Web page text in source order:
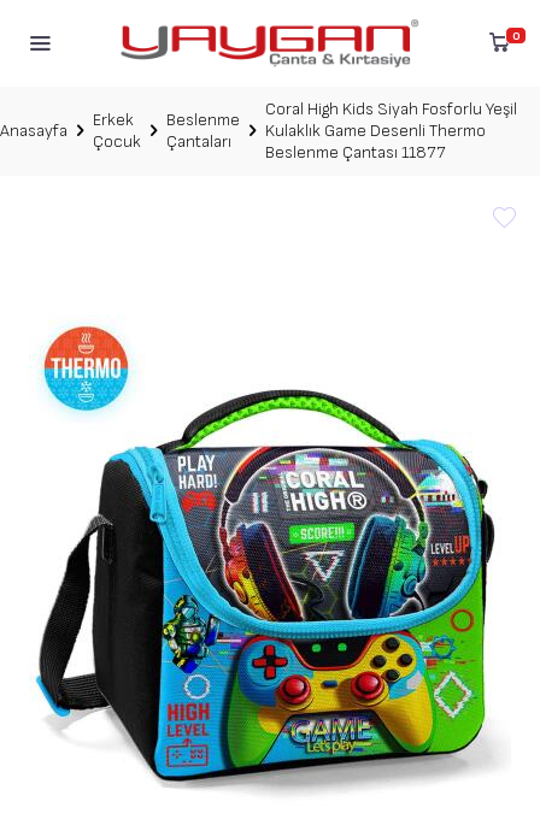
0
Anasayfa
Erkek
Çocuk
Beslenme
Çantaları
Coral High Kids Siyah Fosforlu Yeşil
Kulaklık Game Desenli Thermo
Beslenme Çantası 11877